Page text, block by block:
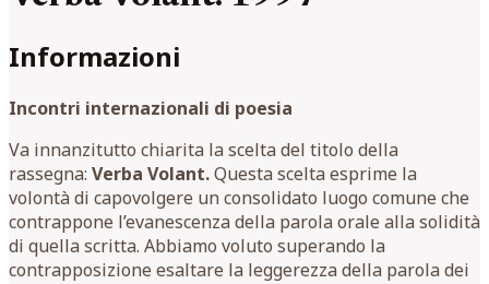
Informazioni
Incontri internazionali di poesia
Va innanzitutto chiarita la scelta del titolo della
rassegna: Verba Volant.Questa scelta esprime la
volontà di capovolgere un consolidato luogo comune che
contrappone l’evanescenza della parola orale alla solidità
di quella scritta. Abbiamo voluto superando la
contrapposizione esaltare la leggerezza della parola dei